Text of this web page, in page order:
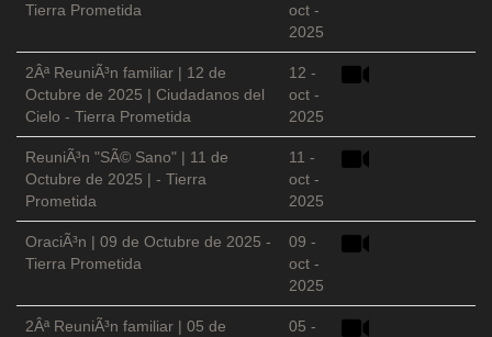
Tierra Prometida
oct -
2025
2Âª ReuniÃ³n familiar | 12 de
Octubre de 2025 | Ciudadanos del
Cielo - Tierra Prometida
12 -
oct -
2025
ReuniÃ³n "SÃ© Sano" | 11 de
Octubre de 2025 | - Tierra
Prometida
11 -
oct -
2025
OraciÃ³n | 09 de Octubre de 2025 -
Tierra Prometida
09 -
oct -
2025
2Âª ReuniÃ³n familiar | 05 de
05 -